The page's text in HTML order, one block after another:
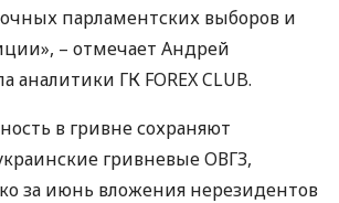
парламентских выборов и
– отмечает Андрей
аналитики ГК FOREXCLUB.
в гривне сохраняют
гривневыеОВГЗ,
за июнь вложения нерезидентов